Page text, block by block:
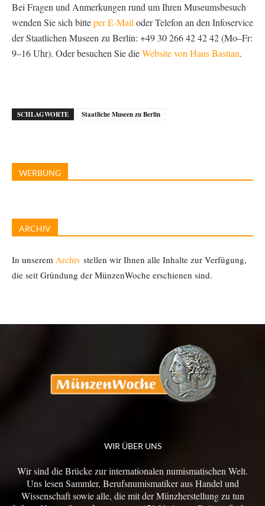
Bei Fragen und Anmerkungen rund um Ihren Museumsbesuch
wenden Sie sich bitteper E-Mail oder Telefon an den Infoservice
der Staatlichen Museen zu Berlin: +49 30 266 42 42 42 (Mo–Fr:
9–16 Uhr). Oder besuchen Sie dieWebsite von Haus Bastian.
SCHLAGWORTE Staatliche Museen zu Berlin
WERBUNG
ARCHIV
In unserem Archiv stellen wir Ihnen alle Inhalte zur Verfügung,
die seit Gründung der MünzenWoche erschienen sind.
WIR ÜBER UNS
Wir sind die Brücke zur internationalen numismatischen Welt.
Uns lesen Sammler, Berufsnumismatiker aus Handel und
Wissenschaft sowie alle, die mit der Münzherstellung zu tun